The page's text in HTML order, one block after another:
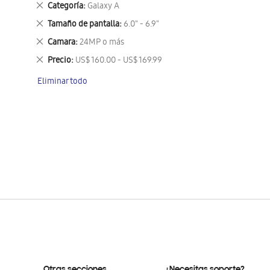
Categoría Galaxy A
Eliminar
este
artículo
Tamaño de pantalla 6.0" - 6.9"
Eliminar
este
artículo
Camara 24MP o más
Eliminar
este
artículo
Precio US$ 160.00 - US$ 169.99
Eliminar
artículo
Eliminar todo